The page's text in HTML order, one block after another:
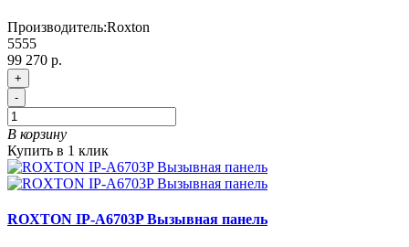
Производитель:Roxton
5555
99 270 р.
+
-
В корзину
Купить в 1 клик
ROXTON IP-A6703P Вызывная панель